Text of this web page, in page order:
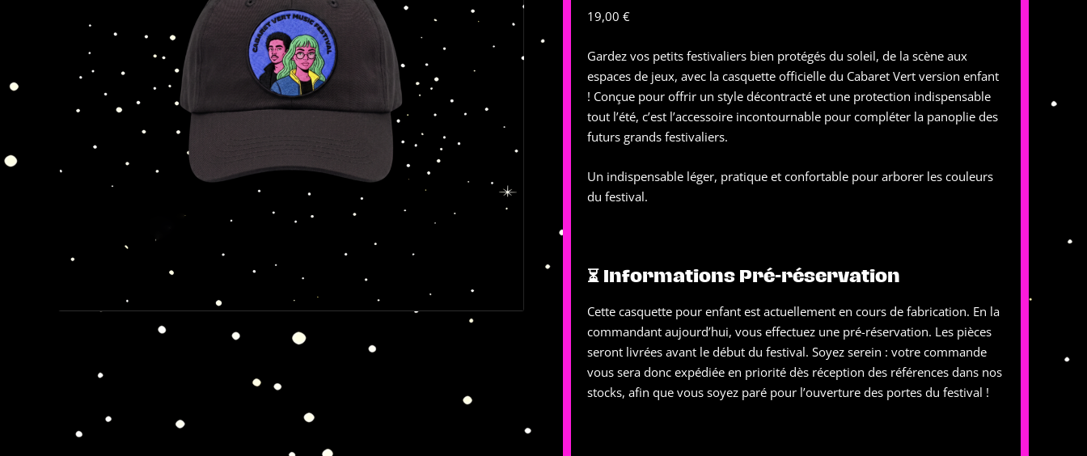
19,00 €
Gardez vos petits festivaliers bien protégés du soleil, de la scène aux
espaces de jeux, avec la casquette officielle du Cabaret Vert version enfant
! Conçue pour offrir un style décontracté et une protection indispensable
tout l’été, c’est l’accessoire incontournable pour compléter la panoplie des
futurs grands festivaliers.
Un indispensable léger, pratique et confortable pour arborer les couleurs
du festival.
⏳ Informations Pré-réservation
Cette casquette pour enfant est actuellement en cours de fabrication. En la
commandant aujourd’hui, vous effectuez une pré-réservation. Les pièces
seront livrées avant le début du festival. Soyez serein : votre commande
vous sera donc expédiée en priorité dès réception des références dans nos
stocks, afin que vous soyez paré pour l’ouverture des portes du festival !